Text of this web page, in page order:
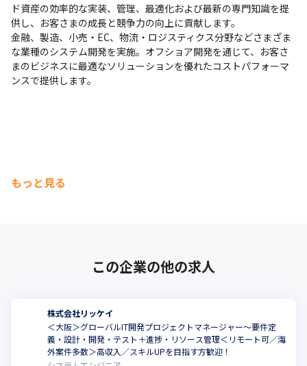
ド資産の効率的な実装、管理、最適化および最新の専門知識を提
供し、お客さまの成長と競争力の向上に貢献します。
金融、製造、小売・EC、物流・ロジスティクス分野などさまざま
な業種のシステム開発を実施。オフショア開発を通じて、お客さ
まのビジネスに最適なソリューションを優れたコストパフォーマ
ンスで提供します。
もっと見る
この企業の他の求人
株式会社リッケイ
＜大阪＞グローバルIT開発プロジェクトマネージャー～要件定
義・設計・開発・テスト＋進捗・リソース管理＜リモート可／海
外案件多数＞高収入／スキルUPを目指す方歓迎！